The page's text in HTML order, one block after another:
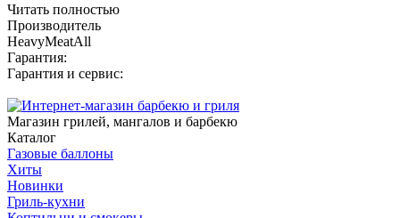
Читать полностью
Производитель
HeavyMeatAll
Гарантия:
Гарантия и сервис:
Магазин грилей, мангалов и барбекю
Каталог
Газовые баллоны
Хиты
Новинки
Гриль-кухни